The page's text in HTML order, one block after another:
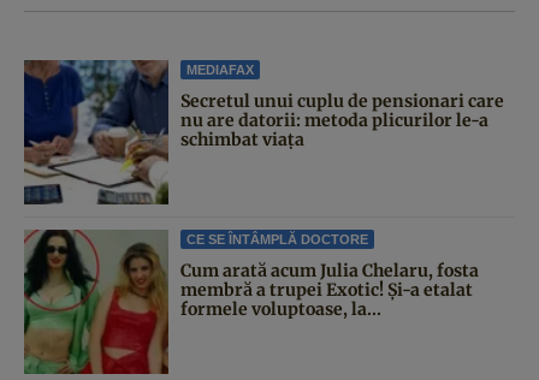
MEDIAFAX
Secretul unui cuplu de pensionari care
nu are datorii: metoda plicurilor le-a
schimbat viața
CE SE ÎNTÂMPLĂ DOCTORE
Cum arată acum Julia Chelaru, fosta
membră a trupei Exotic! Și-a etalat
formele voluptoase, la...